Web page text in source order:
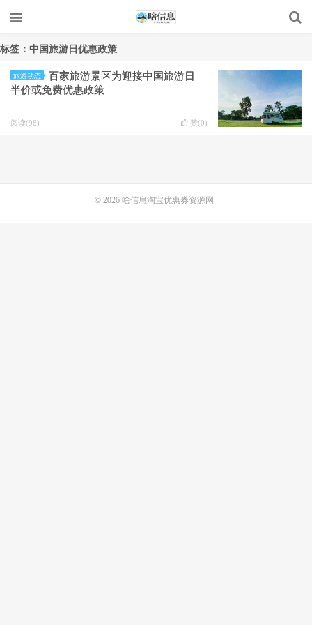
标签：中国旅游日优惠政策
旅游动态
百家旅游景区为迎接中国旅游日
半价或免费优惠政策
阅读(98) 赞(0)
© 2026 啥信息淘宝优惠券资源网